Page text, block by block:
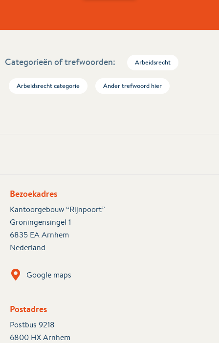
Categorieën of trefwoorden: Arbeidsrecht
Arbeidsrecht categorie Ander trefwoord hier
Bezoekadres
Kantoorgebouw “Rijnpoort”
Groningensingel 1
6835 EA Arnhem
Nederland
Google maps
Postadres
Postbus 9218
6800 HX Arnhem